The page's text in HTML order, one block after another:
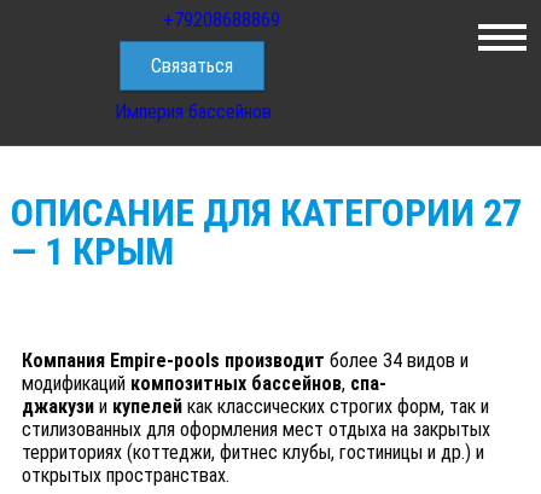
Империя бассейнов
Укрытия для
бассейнов
+79208688869
Связаться
ОПИСАНИЕ ДЛЯ КАТЕГОРИИ 27
— 1 КРЫМ
Компания Empire-pools производит более 34 видов и
модификаций композитных бассейнов, спа-
джакузии купелейкак классических строгих форм, так и
стилизованных для оформления мест отдыха на закрытых
территориях (коттеджи, фитнес клубы, гостиницы и др.) и
открытых пространствах.